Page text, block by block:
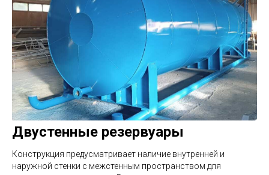
Двустенные резервуары
Конструкция предусматривает наличие внутренней и
наружной стенки с межстенным пространством для